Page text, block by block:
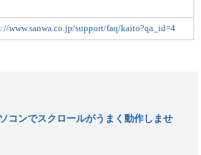
www.sanwa.co.jp/support/faq/kaito?qa_id=4
コンでスクロールがうまく動作しませ